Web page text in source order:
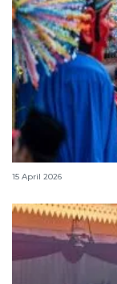
Lebaran
15 April 2026